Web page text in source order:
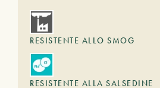
RESISTENTE ALLO SMOG
RESISTENTE ALLA SALSEDINE